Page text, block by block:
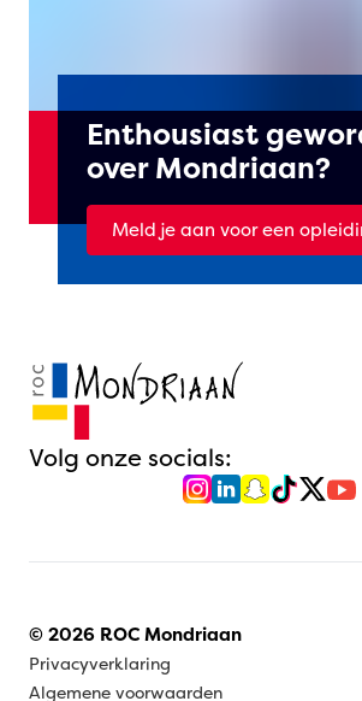
Enthousiast
over Mondriaan?
Meld je aan voor een
Volg onze socials:
© 2026 ROC Mondriaan
Privacyverklaring
Algemene voorwaarden